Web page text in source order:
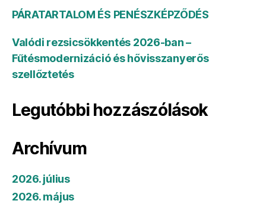
PÁRATARTALOM ÉS PENÉSZKÉPZŐDÉS
Valódi rezsicsökkentés 2026-ban –
Fűtésmodernizáció és hővisszanyerős
szellőztetés
Legutóbbi hozzászólások
Archívum
2026. július
2026. május